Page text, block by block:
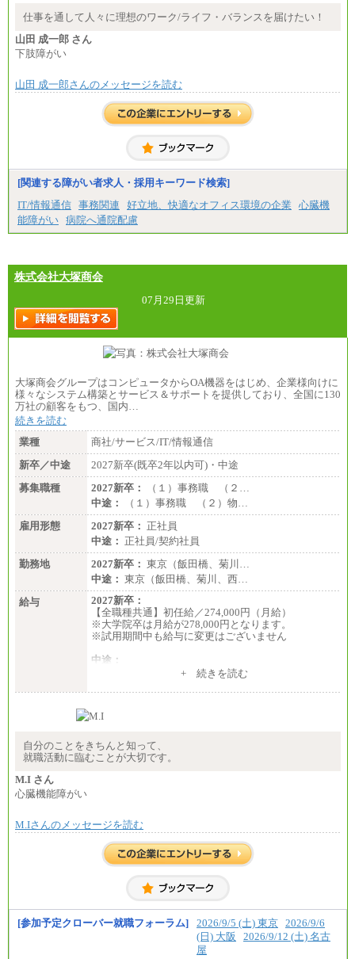
▼アソシエイト職
※試用期間中も給与に変更はございません
基本月給／20万5000円以上(正社員・準社員）
いたします
※自己成長支援金(10,000円）を含む
※別途、Workstyle支援金(月額4,000円）
仕事を通して人々に理想のワーク/ライフ・バランスを届けたい！
山田 成一郎 さん
下肢障がい
山田 成一郎さんのメッセージを読む
[関連する障がい者求人・採用キーワード検索]
IT/情報通信 事務関連 好立地、快適なオフィス環境の企業
心臓機
能障がい 病院へ通院配慮
株式会社大塚商会
07月29日更新
大塚商会グループはコンピュータからOA機器をはじめ、企業様向けに
様々なシステム構築とサービス＆サポートを提供しており、全国に130
万社の顧客をもつ、国内…
続きを読む
業種
商社/サービス/IT/情報通信
新卒／中途
2027新卒(既卒2年以内可)・中途
募集職種
2027新卒：
（１）事務職 （２…
中途：
（１）事務職 （２）物…
雇用形態
2027新卒： 正社員
中途： 正社員/契約社員
勤務地
2027新卒： 東京（飯田橋、菊川…
中途： 東京（飯田橋、菊川、西…
給与
2027新卒：
【全職種共通】初任給／274,000円（月給）
※大学院卒は月給が278,000円となります。
※試用期間中も給与に変更はございません
中途：
（１）～（４）274,000円（月給）～
※経験・年齢などを考慮のうえ、当社規程により優
※業務内容・勤務形態に応じて、上記給与の範囲内
※試用期間中も給与に変更はございません
+ 続きを読む
自分のことをきちんと知って、
就職活動に臨むことが大切です。
M.I さん
心臓機能障がい
M.Iさんのメッセージを読む
[参加予定クローバー就職フォーラム] 2026/9/5 (土) 東京 2026/9/6
(日) 大阪
2026/9/12 (土) 名古
屋